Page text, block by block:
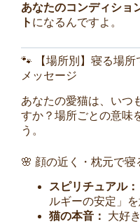
あなたのコンディショ
ト になるんですよ。
🐾 【場所別】寝る場
メッセージ
あなたの愛猫は、いつ
すか？場所ごとの意味
う。
🌸 顔の近く・枕元で寝
スピリチュアル：
ルギーの安定」を
猫の本音：
大好